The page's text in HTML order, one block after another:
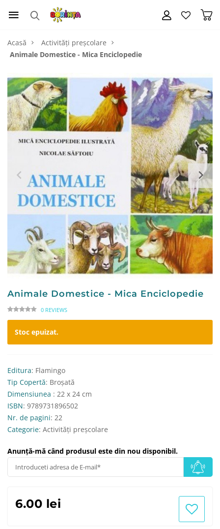
Acasă
Activități preșcolare
Animale Domestice - Mica Enciclopedie
Animale Domestice - Mica Enciclopedie
0 REVIEWS
Stoc epuizat.
Editura: Flamingo
Tip Copertă: Broșată
Dimensiunea : 22 x 24 cm
ISBN: 9789731896502
Nr. de pagini: 22
Categorie: Activități preșcolare
Anunță-mă când produsul este din nou disponibil.
6.00 lei